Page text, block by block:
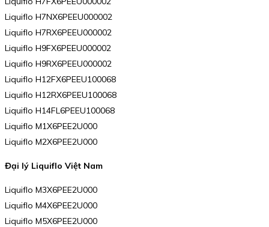
Liquiflo H7NX6PEEU000002
Liquiflo H7RX6PEEU000002
Liquiflo H9FX6PEEU000002
Liquiflo H9RX6PEEU000002
Liquiflo H12FX6PEEU100068
Liquiflo H12RX6PEEU100068
Liquiflo H14FL6PEEU100068
Liquiflo M1X6PEE2U000
Liquiflo M2X6PEE2U000
Đại lý Liquiflo Việt Nam
Liquiflo M3X6PEE2U000
Liquiflo M4X6PEE2U000
Liquiflo M5X6PEE2U000